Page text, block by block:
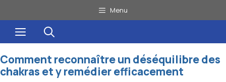
au
contenu
Menu
Menu
Comment reconnaître un déséquilibre des
chakras et y remédier efficacement